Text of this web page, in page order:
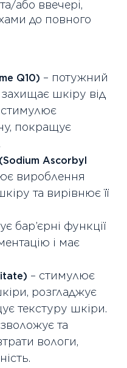
або ввечері,
до повного
Q10) – потужний
шкіру від
стимулює
покращує
(Sodium Ascorbyl
вироблення
та вирівнює її
бар’єрні функції
і має
– стимулює
розгладжує
текстуру шкіри.
та
вологи,